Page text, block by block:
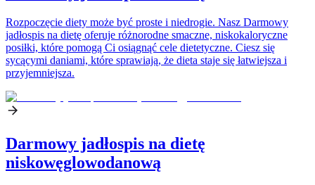
Rozpoczęcie diety może być proste i niedrogie. Nasz Darmowy
jadłospis na dietę oferuje różnorodne smaczne, niskokaloryczne
posiłki, które pomogą Ci osiągnąć cele dietetyczne. Ciesz się
sycącymi daniami, które sprawiają, że dieta staje się łatwiejsza i
przyjemniejsza.
Darmowy jadłospis na dietę
niskowęglowodanową